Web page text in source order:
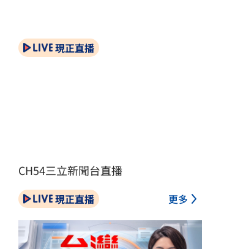
現正直播
CH54三立新聞台直播
現正直播 更多